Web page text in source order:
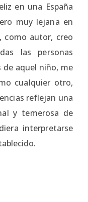
en una España
muy lejana en
como autor, creo
las personas
de aquel niño, me
cualquier otro,
reflejan una
y temerosa de
interpretarse